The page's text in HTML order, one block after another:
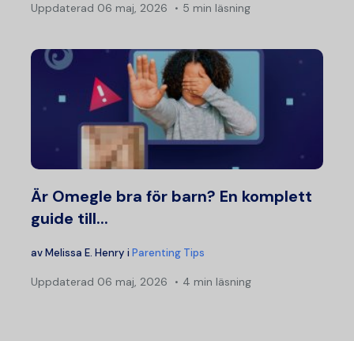
Uppdaterad 06 maj, 2026 5 min läsning
Är Omegle bra för barn? En komplett
guide till...
avMelissa E. Henry i Parenting Tips
Uppdaterad 06 maj, 2026 4 min läsning